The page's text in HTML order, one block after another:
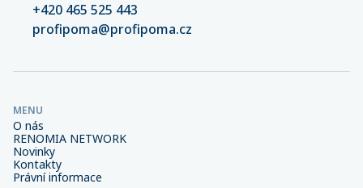
+420 465 525 443
profipoma@profipoma.cz
MENU
O nás
RENOMIA NETWORK
Novinky
Kontakty
Právní informace